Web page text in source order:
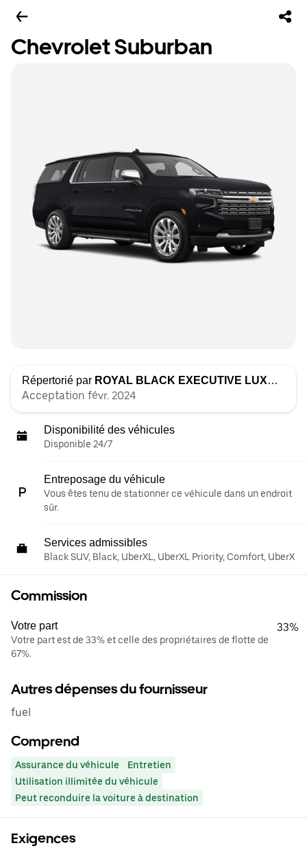
Chevrolet Suburban
Répertorié par ROYAL BLACK EXECUTIVE LUXURIOUS TRANSPORTATION LLC
Acceptation févr. 2024
Disponibilité des véhicules
Disponible 24/7
Entreposage du véhicule
Vous êtes tenu de stationner ce véhicule dans un endroit
sûr.
Services admissibles
Black SUV, Black, UberXL, UberXL Priority, Comfort, UberX
Commission
Votre part
Votre part est de 33% et celle des propriétaires de flotte de
67%.
33%
Autres dépenses du fournisseur
fuel
Comprend
Assurance du véhicule
Entretien
Utilisation illimitée du véhicule
Peut reconduire la voiture à destination
Exigences